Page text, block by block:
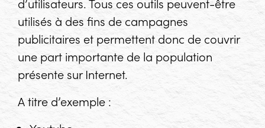
utilisés à des fins de campagnes
publicitaires et permettent donc de couvrir
une part importante de la population
présente sur Internet.
A titre d’exemple :